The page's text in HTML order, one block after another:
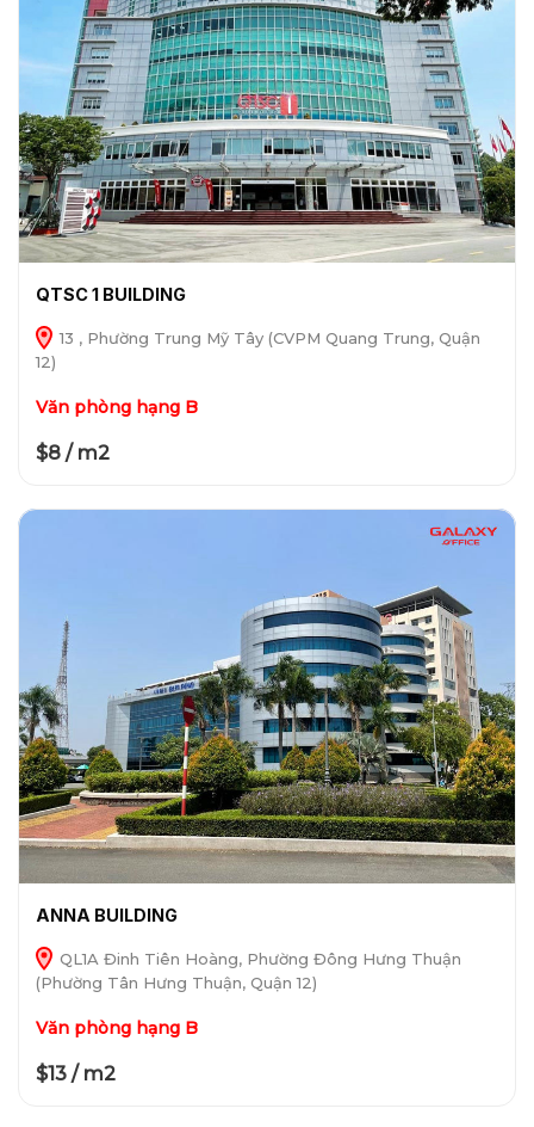
QTSC 1 BUILDING
13 , Phường Trung Mỹ Tây (CVPM Quang Trung, Quận
12)
Văn phòng hạng B
$8 / m2
ANNA BUILDING
QL1A Đinh Tiên Hoàng, Phường Đông Hưng Thuận
(Phường Tân Hưng Thuận, Quận 12)
Văn phòng hạng B
$13 / m2